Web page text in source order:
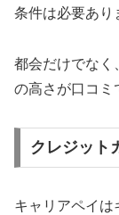
条件は必要あり
都会だけでなく
の高さが口コミ
クレジット
キャリアペイは